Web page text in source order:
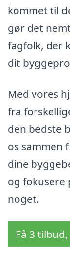
kommet til
gør det
fagfolk, der
dit
Med vores
fra
den bedste
os sammen
dine
og fokusere
noget.
Få 3